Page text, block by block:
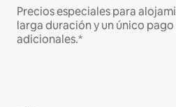
Precios especiales para
larga duración y un único
adicionales.*